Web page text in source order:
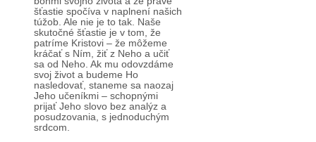
šťastie spočíva v naplnení našich
túžob. Ale nie je to tak. Naše
skutočné šťastie je v tom, že
patríme Kristovi – že môžeme
kráčať s Ním, žiť z Neho a učiť
sa od Neho. Ak mu odovzdáme
svoj život a budeme Ho
nasledovať, staneme sa naozaj
Jeho učeníkmi – schopnými
prijať Jeho slovo bez analýz a
posudzovania, s jednoduchým
srdcom.